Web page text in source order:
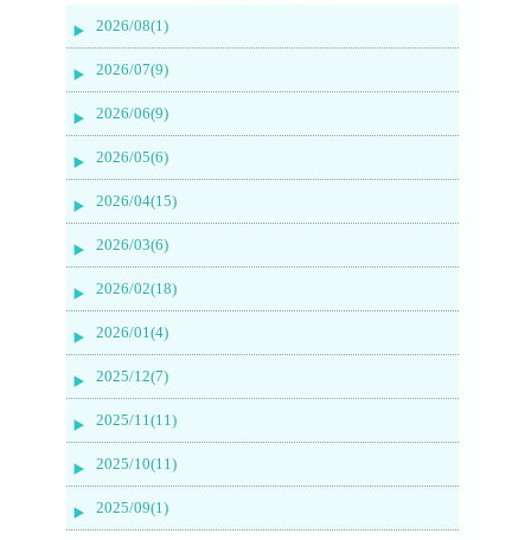
2026/08(1)
2026/07(9)
2026/06(9)
2026/05(6)
2026/04(15)
2026/03(6)
2026/02(18)
2026/01(4)
2025/12(7)
2025/11(11)
2025/10(11)
2025/09(1)